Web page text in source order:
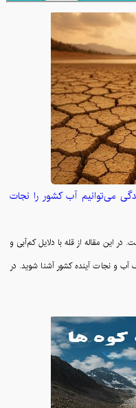
می‌توانیم آب کشور را نجات
این مقاله از قله با دلایل کم‌آبی و
و نجات آینده کشور آشنا شوید. در